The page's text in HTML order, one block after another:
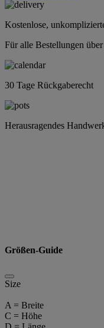
Kostenlose,
Für alle Bestellungen
30 Tage Rückgaberecht
Herausragendes
Größen-Guide
Size
A = Breite
C = Höhe